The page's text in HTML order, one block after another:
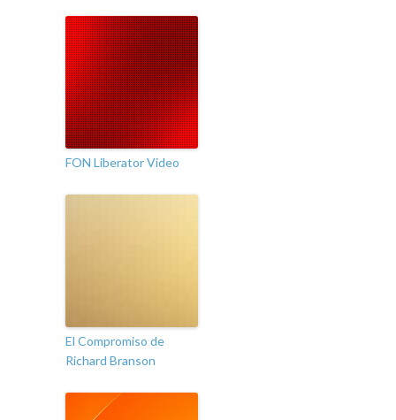
FON Liberator Video
El Compromiso de
Richard Branson